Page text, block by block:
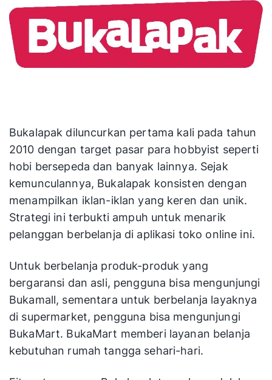
Bukalapak diluncurkan pertama kali pada tahun
2010 dengan target pasar para hobbyist seperti
hobi bersepeda dan banyak lainnya. Sejak
kemunculannya, Bukalapak konsisten dengan
menampilkan iklan-iklan yang keren dan unik.
Strategi ini terbukti ampuh untuk menarik
pelanggan berbelanja di aplikasi toko online ini.
Untuk berbelanja produk-produk yang
bergaransi dan asli, pengguna bisa mengunjungi
Bukamall, sementara untuk berbelanja layaknya
di supermarket, pengguna bisa mengunjungi
BukaMart. BukaMart memberi layanan belanja
kebutuhan rumah tangga sehari-hari.